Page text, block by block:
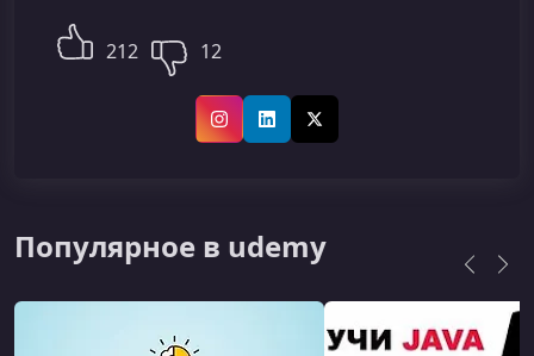
212 12
InstagramLinkedInX (Twitter)
Популярное в udemy